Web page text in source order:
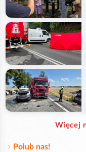
Więcej
Polub nas!